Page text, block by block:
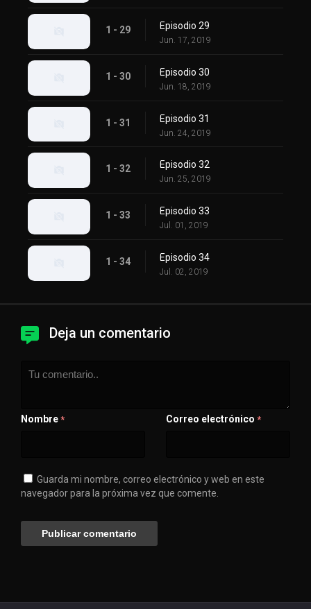
1 - 29 Episodio 29
Jun. 17, 2019
1 - 30 Episodio 30
Jun. 18, 2019
1 - 31 Episodio 31
Jun. 24, 2019
1 - 32 Episodio 32
Jun. 25, 2019
1 - 33 Episodio 33
Jul. 01, 2019
1 - 34 Episodio 34
Jul. 02, 2019
Deja un comentario
Nombre * Correo electrónico *
Guarda mi nombre, correo electrónico y web en este
navegador para la próxima vez que comente.